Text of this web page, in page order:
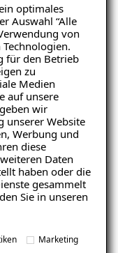
optimales
Auswahl “Alle
von
für den Betrieb
zu
Medien
auf unsere
wir
unserer Website
Werbung und
diese
Daten
haben oder die
gesammelt
Sie in unseren
Marketing
Dabei wird das
anschließend
Fensterlüftung
etwa 30-fach
mit einer
Kubikmetern,
einer
zwischen Innen-
3 Minuten